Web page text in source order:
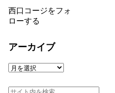
西口コージをフォ
ローする
アーカイブ
ア
カ